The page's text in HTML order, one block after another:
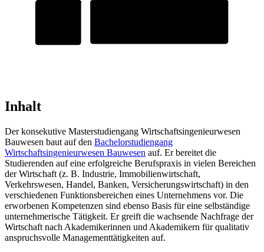
Inhalt
Der konsekutive Masterstudiengang Wirtschaftsingenieurwesen
Bauwesen baut auf den Bachelorstudiengang
Wirtschaftsingenieurwesen Bauwesen auf. Er bereitet die
Studierenden auf eine erfolgreiche Berufspraxis in vielen Bereichen
der Wirtschaft (z. B. Industrie, Immobilienwirtschaft,
Verkehrswesen, Handel, Banken, Versicherungswirtschaft) in den
verschiedenen Funktionsbereichen eines Unternehmens vor. Die
erworbenen Kompetenzen sind ebenso Basis für eine selbständige
unternehmerische Tätigkeit. Er greift die wachsende Nachfrage der
Wirtschaft nach Akademikerinnen und Akademikern für qualitativ
anspruchsvolle Managementtätigkeiten auf.